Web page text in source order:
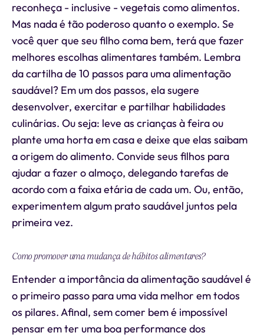
reconheça - inclusive - vegetais como alimentos.
Mas nada é tão poderoso quanto o exemplo. Se
você quer que seu filho coma bem, terá que fazer
melhores escolhas alimentares também. Lembra
da cartilha de 10 passos para uma alimentação
saudável? Em um dos passos, ela sugere
desenvolver, exercitar e partilhar habilidades
culinárias. Ou seja: leve as crianças à feira ou
plante uma horta em casa e deixe que elas saibam
a origem do alimento. Convide seus filhos para
ajudar a fazer o almoço, delegando tarefas de
acordo com a faixa etária de cada um. Ou, então,
experimentem algum prato saudável juntos pela
primeira vez.
Como promover uma mudança de hábitos alimentares?
Entender a importância da alimentação saudável é
o primeiro passo para uma vida melhor em todos
os pilares. Afinal, sem comer bem é impossível
pensar em ter uma boa performance dos